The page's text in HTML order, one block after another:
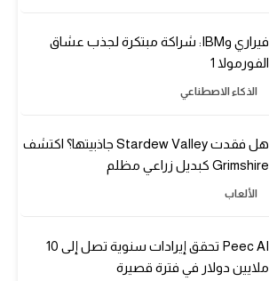
فيراري وIBM: شراكة مبتكرة لجذب عشاق
الفورمولا 1
الذكاء الاصطناعي
هل فقدت Stardew Valley جاذبيتها؟ اكتشف
Grimshire كبديل زراعي مظلم
الألعاب
Peec AI تحقق إيرادات سنوية تصل إلى 10
ملايين دولار في فترة قصيرة